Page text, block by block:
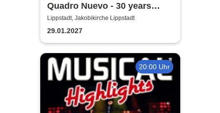
Quadro Nuevo - 30 years
around the world
Lippstadt, Jakobikirche Lippstadt
29.01.2027
20:00 Uhr